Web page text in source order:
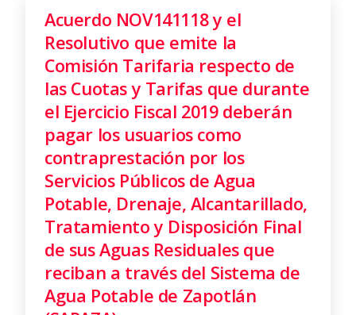
Acuerdo NOV141118 y el
Resolutivo que emite la
Comisión Tarifaria respecto de
las Cuotas y Tarifas que durante
el Ejercicio Fiscal 2019 deberán
pagar los usuarios como
contraprestación por los
Servicios Públicos de Agua
Potable, Drenaje, Alcantarillado,
Tratamiento y Disposición Final
de sus Aguas Residuales que
reciban a través del Sistema de
Agua Potable de Zapotlán